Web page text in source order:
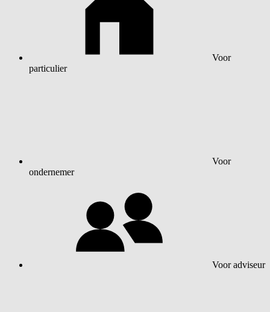
Voor
particulier
Voor
ondernemer
Voor adviseur